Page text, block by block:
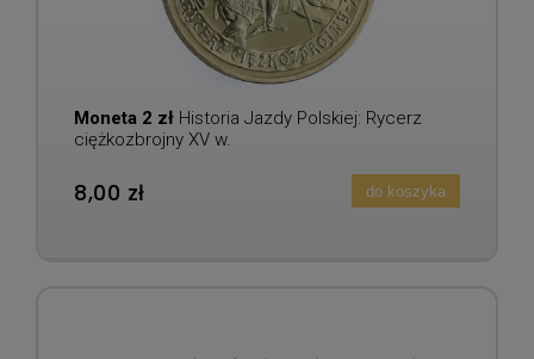
Moneta 2 zł Historia Jazdy Polskiej: Rycerz
ciężkozbrojny XV w.
8,00 zł do koszyka